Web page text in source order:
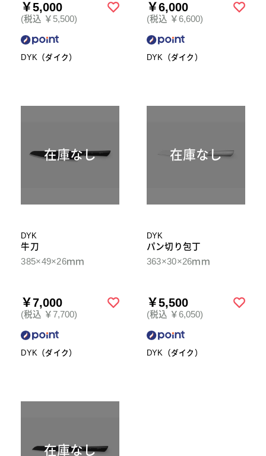
￥5,000
(税込 ￥5,500)
DYK（ダイク）
￥6,000
(税込 ￥6,600)
DYK（ダイク）
在庫なし
DYK
牛刀
385×49×26ｍｍ
￥7,000
(税込 ￥7,700)
DYK（ダイク）
在庫なし
DYK
パン切り包丁
363×30×26ｍｍ
￥5,500
(税込 ￥6,050)
DYK（ダイク）
在庫なし